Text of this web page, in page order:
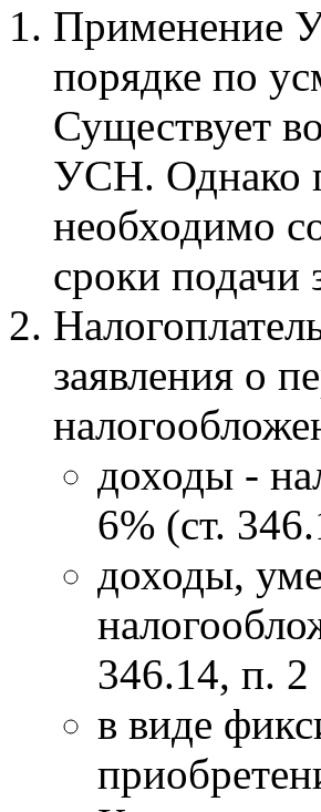
Применение
порядке по
Существует
УСН. Однако
необходимо
сроки подачи
заявления о
доходы -
6% (ст.
доходы,
346.14, п.
в виде